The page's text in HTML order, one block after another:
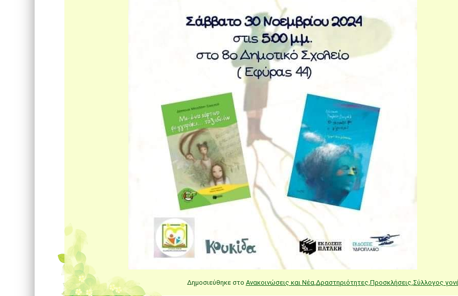
Δημοσιεύθηκε στο Ανακοινώσεις και Νέα, Δραστηριότητες Προσκλήσεις Σύλλογος